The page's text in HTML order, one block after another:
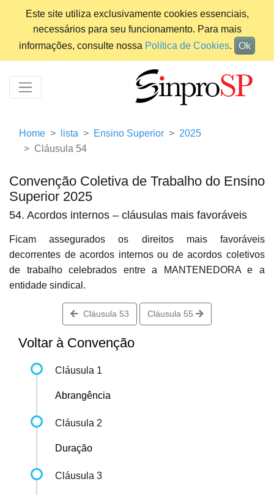
Este site utiliza exclusivamente cookies essenciais,
necessários para seu funcionamento. Para mais
informações, consulte nossa Política de Cookies. Ok
Home lista Ensino Superior
2025
Cláusula 54
Convenção Coletiva de Trabalho do Ensino
Superior 2025
54. Acordos internos – cláusulas mais favoráveis
Ficam assegurados os direitos mais favoráveis
decorrentes de acordos internos ou de acordos coletivos
de trabalho celebrados entre a MANTENEDORA e a
entidade sindical.
Cláusula 53 Cláusula 55
Voltar à Convenção
Cláusula 1
Abrangência
Cláusula 2
Duração
Cláusula 3